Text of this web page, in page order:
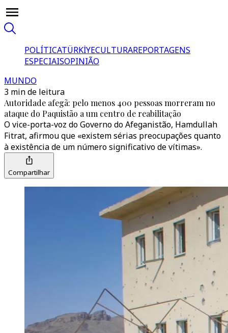
POLÍTICATÜRKİYECULTURAREPORTAGENS
ESPECIAISOPINIÃO
MUNDO
3 min de leitura
Autoridade afegã: pelo menos 400 pessoas morreram no
ataque do Paquistão a um centro de reabilitação
O vice-porta-voz do Governo do Afeganistão, Hamdullah
Fitrat, afirmou que «existem sérias preocupações quanto
à existência de um número significativo de vítimas».
Compartilhar